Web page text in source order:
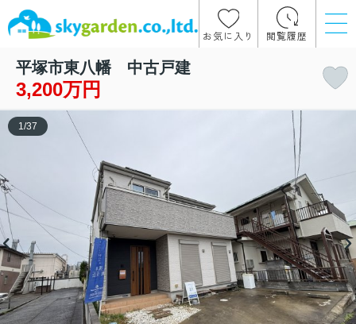
お気に入り 閲覧履歴
平塚市東八幡 中古戸建
3,200万円
1 /37